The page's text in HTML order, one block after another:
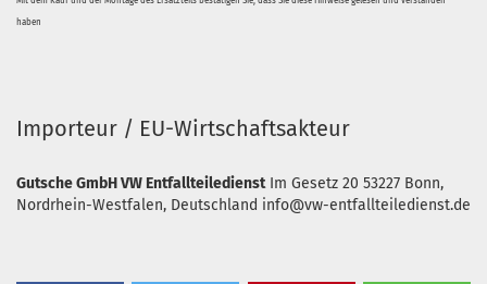
haben
Importeur / EU-Wirtschaftsakteur
Gutsche GmbH VW Entfallteiledienst Im Gesetz 20 53227 Bonn,
Nordrhein-Westfalen, Deutschland info@vw-entfallteiledienst.de